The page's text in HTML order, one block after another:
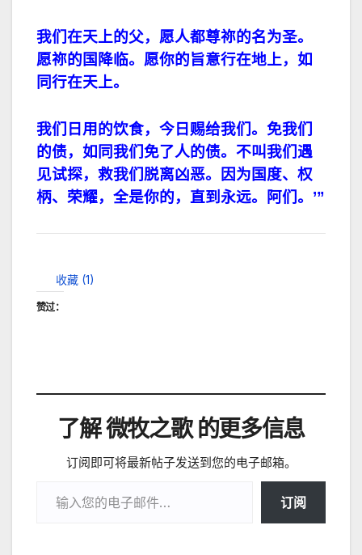
我们在天上的父， 愿人都尊祢的名为圣。
愿祢的国降临。 愿你的旨意行在地上， 如
同行在天上。
我们日用的饮食，今日赐给我们。 免我们
的债， 如同我们免了人的债。 不叫我们遇
见试探， 救我们脱离凶恶。
因为国度、权
柄、荣耀，全是你的， 直到永远。阿们。 ’”
收藏 (1)
赞过：
了解 微牧之歌 的更多信息
订阅即可将最新帖子发送到您的电子邮箱。
订阅